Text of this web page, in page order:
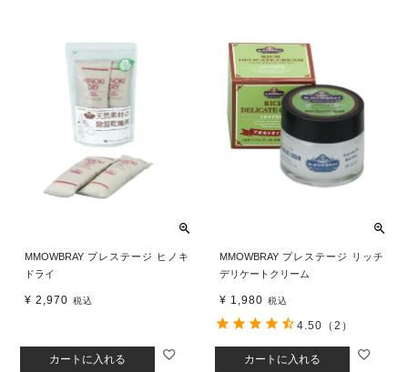
MMOWBRAY プレステージ ヒノキ
ドライ
¥ 2,970 税込
カートに入れる
MMOWBRAY プレステージ リッチ
デリケートクリーム
¥ 1,980 税込
カートに入れる
4.50 （2）